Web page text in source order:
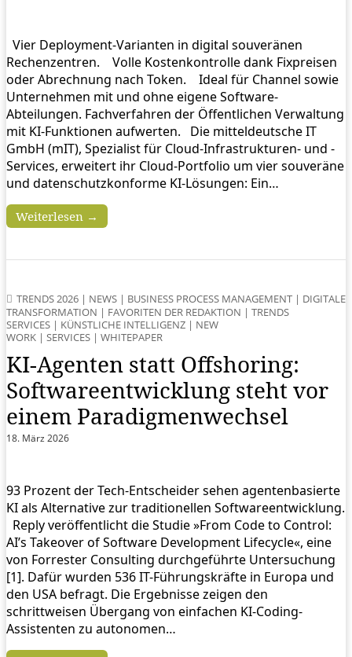
Vier Deployment-Varianten in digital souveränen
Rechenzentren. Volle Kostenkontrolle dank Fixpreisen
oder Abrechnung nach Token. Ideal für Channel sowie
Unternehmen mit und ohne eigene Software-
Abteilungen. Fachverfahren der Öffentlichen Verwaltung
mit KI-Funktionen aufwerten. Die mitteldeutsche IT
GmbH (mIT), Spezialist für Cloud-Infrastrukturen- und -
Services, erweitert ihr Cloud-Portfolio um vier souveräne
und datenschutzkonforme KI-Lösungen: Ein…
Weiterlesen →
TRENDS 2026 | NEWS | BUSINESS PROCESS MANAGEMENT | DIGITALE
TRANSFORMATION | FAVORITEN DER REDAKTION | TRENDS
SERVICES | KÜNSTLICHE INTELLIGENZ | NEW
WORK | SERVICES | WHITEPAPER
KI‑Agenten statt Offshoring:
Softwareentwicklung steht vor
einem Paradigmenwechsel
18. März 2026
93 Prozent der Tech-Entscheider sehen agentenbasierte
KI als Alternative zur traditionellen Softwareentwicklung.
Reply veröffentlicht die Studie »From Code to Control:
AI’s Takeover of Software Development Lifecycle«, eine
von Forrester Consulting durchgeführte Untersuchung
[1]. Dafür wurden 536 IT-Führungskräfte in Europa und
den USA befragt. Die Ergebnisse zeigen den
schrittweisen Übergang von einfachen KI-Coding-
Assistenten zu autonomen…